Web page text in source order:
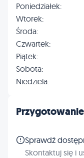
Poniedziałek:
Wtorek:
Środa:
Czwartek:
Piątek:
Sobota:
Niedziela:
Sprawdź
Skontaktuj się i